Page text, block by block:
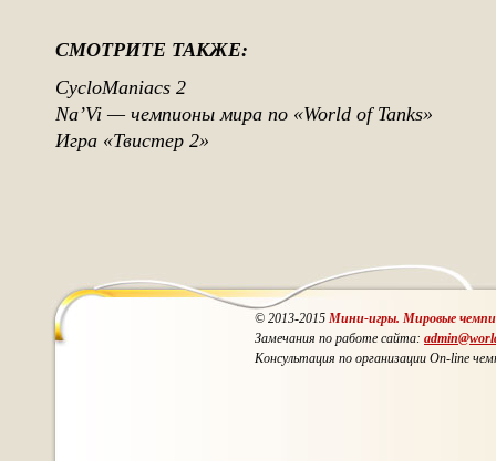
СМОТРИТЕ ТАКЖЕ:
CycloManiacs 2
Na’Vi — чемпионы мира по «World of Tanks»
Игра «Твистер 2»
© 2013-2015 Мини-игры. Мировые
Замечания по работе сайта:
Консультация по организации On-line